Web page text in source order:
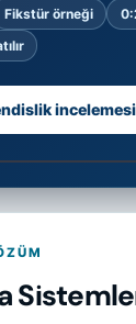
Fikstür örneği